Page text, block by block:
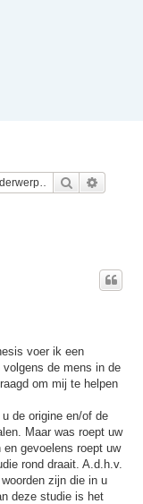
Zoek
voer ik een
de mens in de
om mij te helpen
de origine en/of de
Maar was roept uw
gevoelens roept uw
rond draait. A.d.h.v.
zijn die in u
deze studie is het